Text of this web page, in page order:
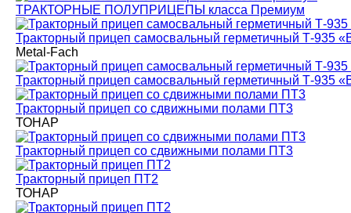
ТРАКТОРНЫЕ ПОЛУПРИЦЕПЫ класса Премиум
Тракторный прицеп самосвальный герметичный Т-935
Metal-Fach
Тракторный прицеп самосвальный герметичный Т-935
Тракторный прицеп со сдвижными полами ПТ3
ТОНАР
Тракторный прицеп со сдвижными полами ПТ3
Тракторный прицеп ПТ2
ТОНАР